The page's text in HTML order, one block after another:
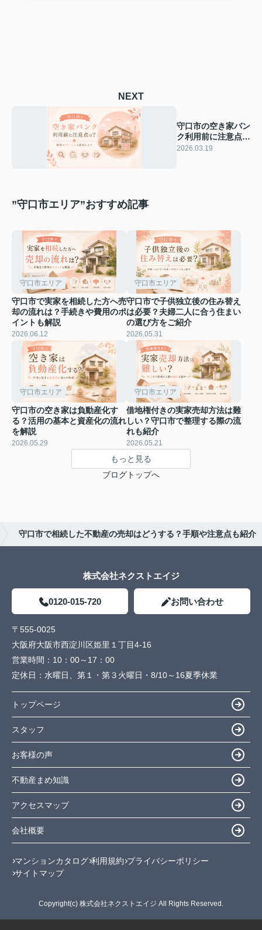
NEXT
守口市の空き家バン
ク利用前に注意点
は？制度のポイント
2026.03.19
”守口市エリア”おすすめ記事
守口市エリア
守口市で実家を相続した方へ売
却の流れは？手続きや費用のポ
イントも解説
2026.06.12
守口市エリア
守口市で子供独立後の住み替え
は必要？夫婦二人に合う住まい
の選び方をご紹介
2026.05.31
守口市エリア
守口市の空き家は負動産化す
る？活用の基本と資産化の流れ
を解説
2026.05.29
守口市エリア
借地権付きの実家売却方法は難
しい？守口市で整理する際の流
れも紹介
2026.05.21
もっと見る
ブログトップへ
守口市で相続した不動産の売却はどうする？手順や注意点も紹介
株式会社ネクストエイジ
0120-015-720 お問い合わせ
〒555-0025
大阪府大阪市西淀川区姫里１丁目4-16
営業時間： 10：00～17：00
定休日： 水曜日、第１・第３火曜日・8/10～16夏季休業
トップページ
スタッフ
お客様の声
不動産まめ知識
アクセスマップ
会社概要
マンションカタログ 利用規約 プライバシーポリシー
サイトマップ
Copyright(c) 株式会社ネクストエイジ All Rights Reserved.